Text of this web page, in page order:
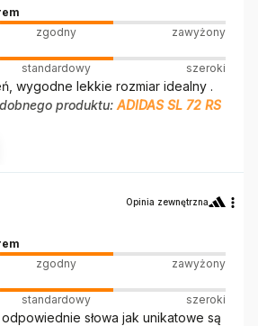
zgodny
zawyżony
standardowy szeroki
wygodne lekkie rozmiar idealny .
produktu: ADIDAS SL 72 RS
Opinia zewnętrzna
zgodny
zawyżony
standardowy szeroki
słowa jak unikatowe są